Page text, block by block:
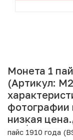
Монета 1
(Артикул:
фотографии
низкая цена.
Интернет
пайс 1910 года